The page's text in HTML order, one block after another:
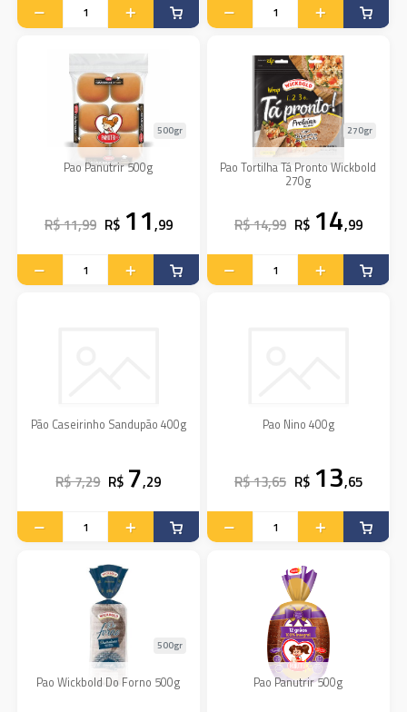
Pao Panutrir 500g
500gr
R$ 11,99 R$ 11,99
Pao Tortilha Tá Pronto Wickbold
270g
270gr
R$ 14,99 R$ 14,99
Pão Caseirinho Sandupão 400g
R$ 7,29 R$ 7,29
Pao Nino 400g
R$ 13,65 R$ 13,65
Pao Wickbold Do Forno 500g
500gr
Pao Panutrir 500g